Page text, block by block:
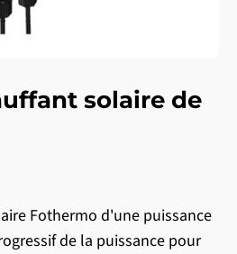
solaire de
Fothermo d'une puissance
de la puissance pour